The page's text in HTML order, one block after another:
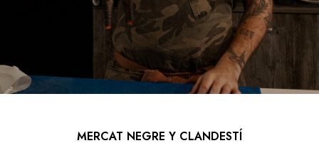
MERCAT NEGRE Y CLANDESTÍ